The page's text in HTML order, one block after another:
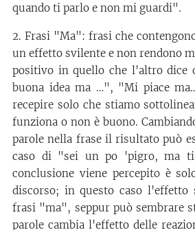
quando ti parlo e non mi guardi".
2. Frasi "Ma": frasi che
un effetto svilente e non rendono
positivo in quello che l'altro dice
buona idea ma …", "Mi piace
recepire solo che stiamo
funziona o non è buono.
parole nella frase il risultato può
caso di "sei un po 'pigro, ma
conclusione viene percepito è
discorso; in questo caso l'effetto
frasi "ma", seppur può sembrare
parole cambia l'effetto delle